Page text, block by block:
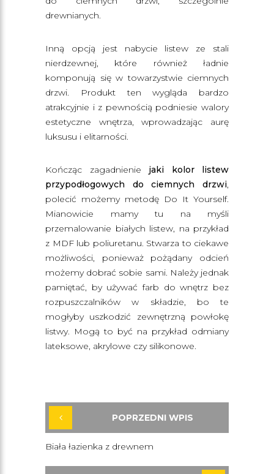
drewnianych.
Inną opcją jest nabycie listew ze stali
nierdzewnej, które również ładnie
komponują się w towarzystwie ciemnych
drzwi. Produkt ten wygląda bardzo
atrakcyjnie i z pewnością podniesie walory
estetyczne wnętrza, wprowadzając aurę
luksusu i elitarności.
Kończąc zagadnienie jaki kolor listew
przypodłogowych do ciemnych drzwi,
polecić możemy metodę Do It Yourself.
Mianowicie mamy tu na myśli
przemalowanie białych listew, na przykład
z MDF lub poliuretanu. Stwarza to ciekawe
możliwości, ponieważ pożądany odcień
możemy dobrać sobie sami. Należy jednak
pamiętać, by używać farb do wnętrz bez
rozpuszczalników w składzie, bo te
mogłyby uszkodzić zewnętrzną powłokę
listwy. Mogą to być na przykład odmiany
lateksowe, akrylowe czy silikonowe.
POPRZEDNI WPIS
Biała łazienka z drewnem